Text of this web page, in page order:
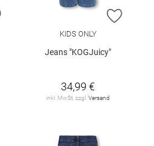
ZUR WUNSCHLISTE HINZUFÜGEN
ZUR
KIDS ONLY
Jeans "KOGJuicy"
34,99 €
inkl. MwSt. zzgl. Versand